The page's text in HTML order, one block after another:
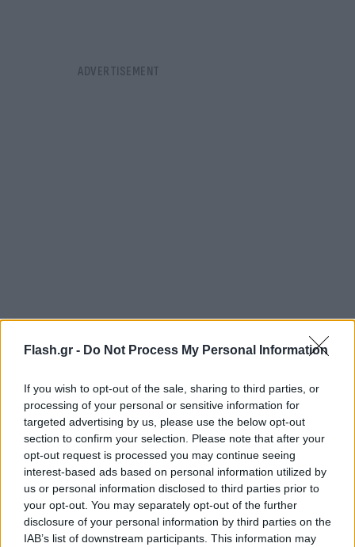
Flash.gr - Do Not Process My Personal Information
If you wish to opt-out of the sale, sharing to third parties, or
processing of your personal or sensitive information for
targeted advertising by us, please use the below opt-out
section to confirm your selection. Please note that after your
opt-out request is processed you may continue seeing
interest-based ads based on personal information utilized by
us or personal information disclosed to third parties prior to
your opt-out. You may separately opt-out of the further
disclosure of your personal information by third parties on the
IAB’s list of downstream participants. This information may
Σε σοβαρή κατάσταση η Γαλλίδα από το MV
Την ίδια ώρα, μία Γαλλίδα νοσηλεύεται σε σοβαρή
κατάσταση στο Παρίσι.
Η γυναίκα που επέβαινε στο κρουαζιερόπλοιο και
έχει χανταϊό, βρίσκεται σε μηχανική υποστήριξη
στο Παρίσι, δήλωσε γιατρός που τη φροντίζει.